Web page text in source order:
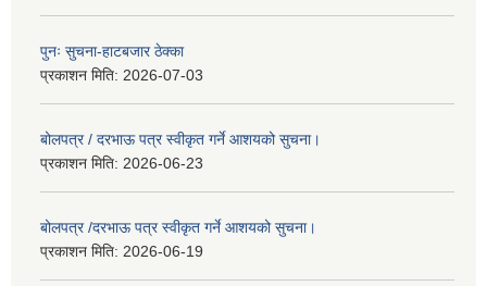
पुनः सुचना-हाटबजार ठेक्का
प्रकाशन मिति: 2026-07-03
बोलपत्र / दरभाऊ पत्र स्वीकृत गर्ने आशयको सुचना।
प्रकाशन मिति: 2026-06-23
बोलपत्र /दरभाऊ पत्र स्वीकृत गर्ने आशयको सुचना।
प्रकाशन मिति: 2026-06-19